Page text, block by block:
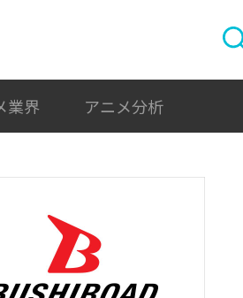
業界 アニメ分析